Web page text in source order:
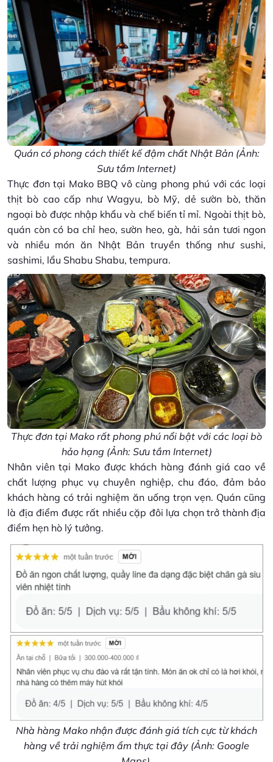
Quán có phong cách thiết kế đậm chất Nhật Bản (Ảnh:
Sưu tầm Internet)
Thực đơn tại Mako BBQ vô cùng phong phú với các loại
thịt bò cao cấp như Wagyu, bò Mỹ, dẻ sườn bò, thăn
ngoại bò được nhập khẩu và chế biến tỉ mỉ. Ngoài thịt bò,
quán còn có ba chỉ heo, sườn heo, gà, hải sản tươi ngon
và nhiều món ăn Nhật Bản truyền thống như sushi,
sashimi, lẩu Shabu Shabu, tempura.
Thực đơn tại Mako rất phong phú nổi bật với các loại bò
hảo hạng (Ảnh: Sưu tầm Internet)
Nhân viên tại Mako được khách hàng đánh giá cao về
chất lượng phục vụ chuyên nghiệp, chu đáo, đảm bảo
khách hàng có trải nghiệm ăn uống trọn vẹn. Quán cũng
là địa điểm được rất nhiều cặp đôi lựa chọn trở thành địa
điểm hẹn hò lý tưởng.
Nhà hàng Mako nhận được đánh giá tích cực từ khách
hàng về trải nghiệm ẩm thực tại đây (Ảnh: Google